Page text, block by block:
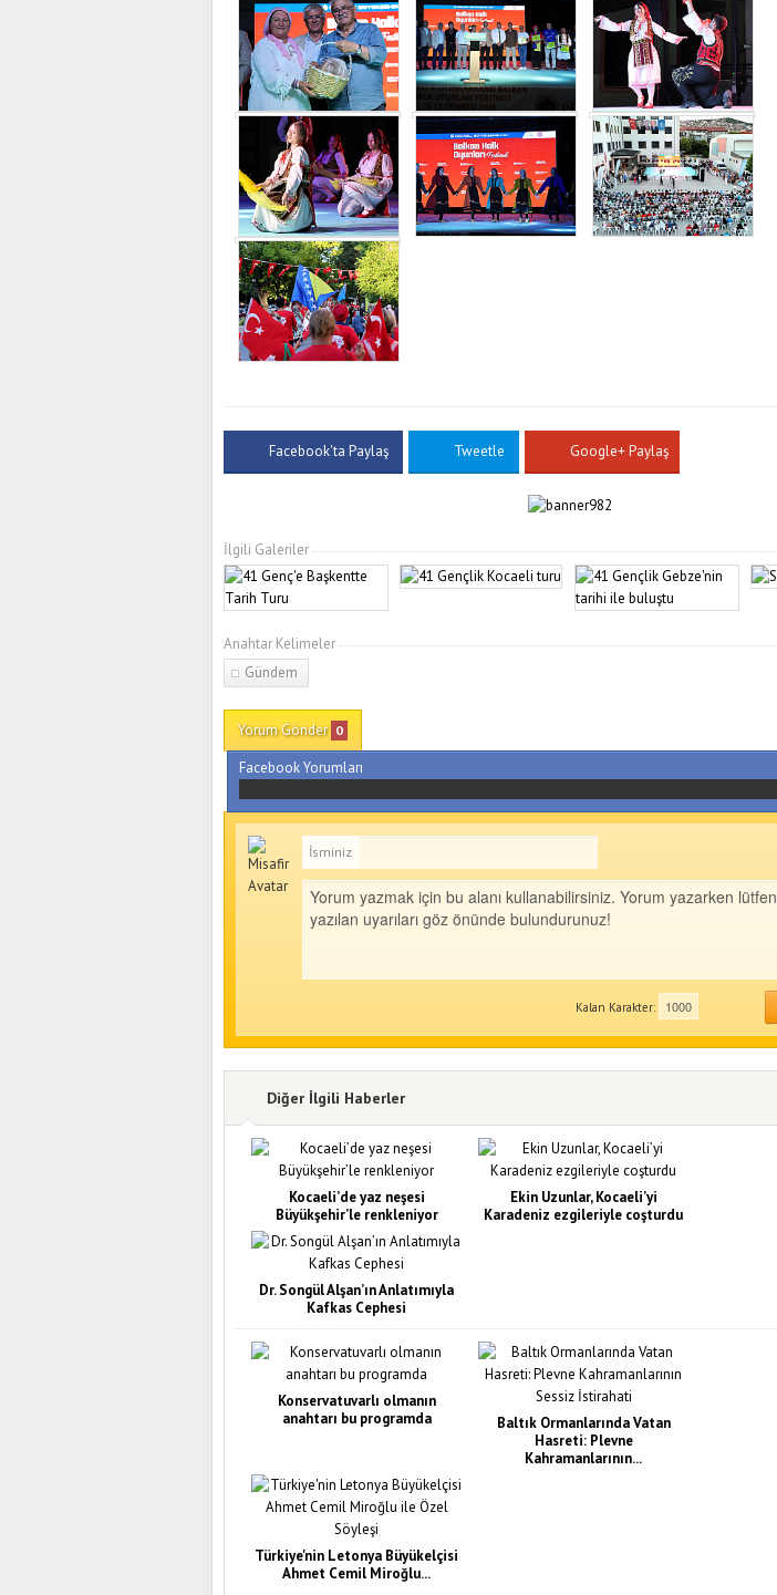
Facebook'ta Paylaş Tweetle Google+ Paylaş
İlgili Galeriler
Anahtar Kelimeler
Gündem
Yorum Gönder 0
Facebook Yorumları
İsminiz
Kalan Karakter:
Diğer İlgili Haberler
Kocaeli’de yaz neşesi
Büyükşehir’le renkleniyor
Ekin Uzunlar, Kocaeli’yi
Karadeniz ezgileriyle coşturdu
Dr. Songül Alşan’ın Anlatımıyla
Kafkas Cephesi
Konservatuvarlı olmanın
anahtarı bu programda
Baltık Ormanlarında Vatan
Hasreti: Plevne
Kahramanlarının...
Türkiye'nin Letonya Büyükelçisi
Ahmet Cemil Miroğlu...